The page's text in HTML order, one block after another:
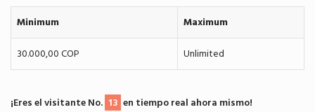
¡Eres el visitante No. 13 en tiempo real ahora mismo!
Minimum
Maximum
30.000,00 COP
Unlimited